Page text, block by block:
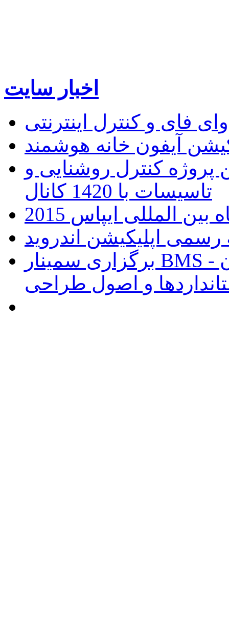
اخبار سایت
فای و کنترل اینترنتی
پروژه کنترل روشنایی و
تاسیسات با 1420 کانال
المللی ایپاس 2015
برگزاری سمینار BMS و هوشمند سازی ساختمان -
و اصول طراحی